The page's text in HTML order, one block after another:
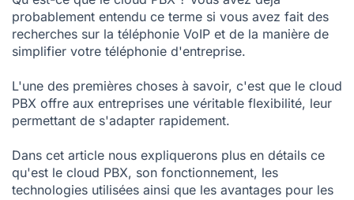
Pourquoi utiliser Ringover comme PBX cloud ?
FAQ Cloud PBX
probablement entendu ce terme si vous avez fait des
recherches sur la téléphonie VoIP et de la manière de
simplifier votre téléphonie d'entreprise.
L'une des premières choses à savoir, c'est que le cloud
PBX offre aux entreprises une véritable flexibilité, leur
permettant de s'adapter rapidement.
Dans cet article nous expliquerons plus en détails ce
qu'est le cloud PBX, son fonctionnement, les
technologies utilisées ainsi que les avantages pour les